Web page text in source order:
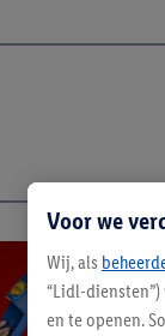
Voor we
Wij, als
“Lidl-
en te openen.